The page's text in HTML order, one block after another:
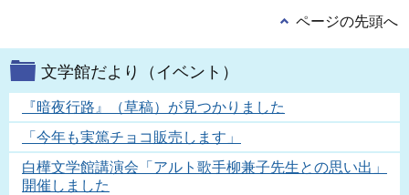
ページの先頭へ
文学館だより（イベント）
『暗夜行路』（草稿）が見つかりました
「今年も実篤チョコ販売します」
白樺文学館講演会「アルト歌手柳兼子先生との思い出」
開催しました